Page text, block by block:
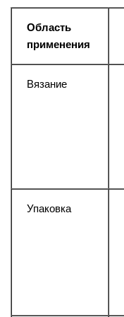
Область
применения
Вязание
Упаковка